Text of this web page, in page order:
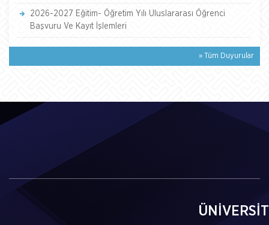
2026-2027 Eğitim- Öğretim Yılı Uluslararası Öğrenci
Başvuru Ve Kayıt İşlemleri
» Tüm Duyurular